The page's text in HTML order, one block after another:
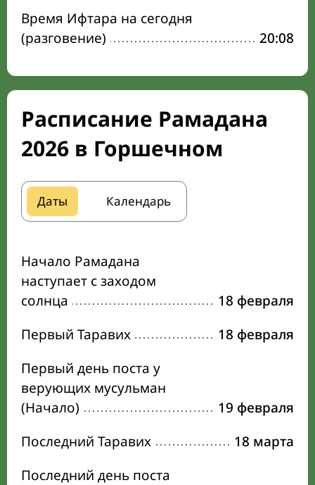
Время Ифтара на сегодня
(разговение)
20:08
Расписание Рамадана
2026 в Горшечном
Даты Календарь
Начало Рамадана
наступает с заходом
солнца
18 февраля
Первый Таравих
18 февраля
Первый день поста у
верующих мусульман
(Начало)
19 февраля
Последний Таравих
18 марта
Последний день поста